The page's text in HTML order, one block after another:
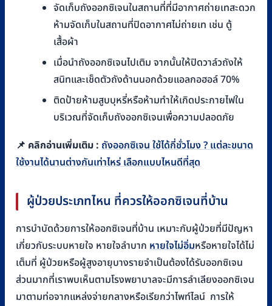
จัดเก็บถังออกซิเจนในสถานที่ที่มีอากาศถ่ายเทสะดวก
ห้ามจัดเก็บในสถานที่ปิดอากาศไม่ถ่ายเท เช่น ตู้
เสื้อผ้า
เมื่อนำถังออกซิเจนไปเติม จากนั้นให้ปิดวาล์วถังให้
สนิทและเช็ดตัวถังด้านนอกด้วยแอลกอฮอล์ 70%
ติดป้ายห้ามสูบบุหรี่หรือห้ามทำให้เกิดประกายไฟใน
บริเวณที่จัดเก็บถังออกซิเจนเพื่อความปลอดภัย
📌 คลิกอ่านเพิ่มเติม : ถังออกซิเจน ใช้ได้กี่ชั่วโมง ? แต่ละขนาด
ใช้งานได้นานต่างกันเท่าไหร่ เลือกแบบไหนดีที่สุด
ผู้ป่วยประเภทไหน ที่ควรให้ออกซิเจนที่บ้าน
การบำบัดด้วยการให้ออกซิเจนที่บ้าน เหมาะกับผู้ป่วยที่มีปัญหา
เกี่ยวกับระบบหายใจ หายใจลำบาก หายใจไม่อิ่มหรือหายใจได้ไม่
เต็มที่ ผู้ป่วยหรือผู้สูงอายุบางรายจำเป็นต้องได้รับออกซิเจน
ส่วนมากที่เราพบเห็นตามโรงพยาบาลจะมีการลำเลียงออกซิเจน
มาตามท่อจากแหล่งจ่ายกลางหรือเรียกว่าไพท์ไลน์ การให้